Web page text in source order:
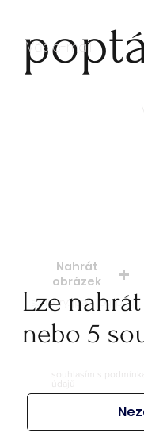
Nahrát
obrázek
soubory: jpeg, jpg, png
Lze
nebo 5
souhlasím s
údajů